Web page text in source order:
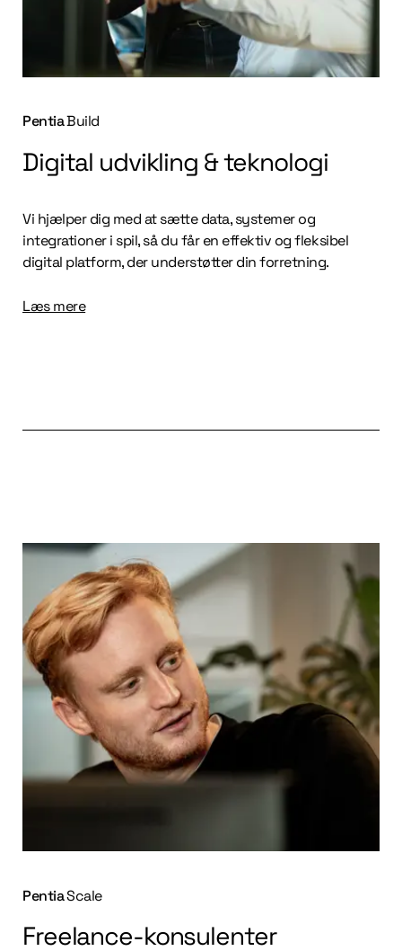
PentiaBuild
Digital udvikling & teknologi
Vi hjælper dig med at sætte data, systemer og
integrationer i spil, så du får en effektiv og fleksibel
digital platform, der understøtter din forretning.
Læs mere
PentiaScale
Freelance-konsulenter